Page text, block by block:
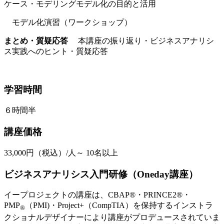
ケース・モデリングモデル化の目的と活用
モデル化演習（ワークショップ）
まとめ・質疑応答 本講座の振り返り・ビジネスアナリシ
ス実践へのヒント・質疑応答
学習時間
６時間半
講座価格
33,000円（税込）/人～ 10名以上
ビジネスアナリシス入門研修（Oneday講座）
イープロジェクトの講座は、CBAP®・PRINCE2®・
PMP® （PMI)・Project+（CompTIA）を保持するインストラ
クショナルデザイナーにより講座がプロデュースされていま